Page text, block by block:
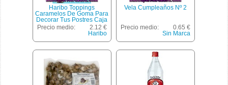
Haribo Toppings
Caramelos De Goma Para
Decorar Tus Postres Caja
150 G
Precio medio:
2.12 €
Haribo
Vela Cumpleaños Nº 2
Precio medio:
0.65 €
Sin Marca